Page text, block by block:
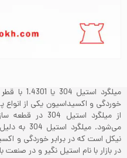
خوردگی و اکسیداسیون یکی از انواع
از میلگرد
نیکل است که در برابر خوردگی و
در بازار با نام استیل نگیر و در صنعت با نام 18/8 نیز یاد